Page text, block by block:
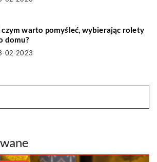
czym warto pomyśleć, wybierając rolety
domu?
02-2023